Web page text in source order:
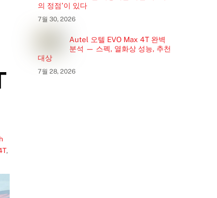
,
의 정점’이 있다
7월 30, 2026
Autel 오텔 EVO Max 4T 완벽
분석 — 스펙, 열화상 성능, 추천
대상
7월 28, 2026